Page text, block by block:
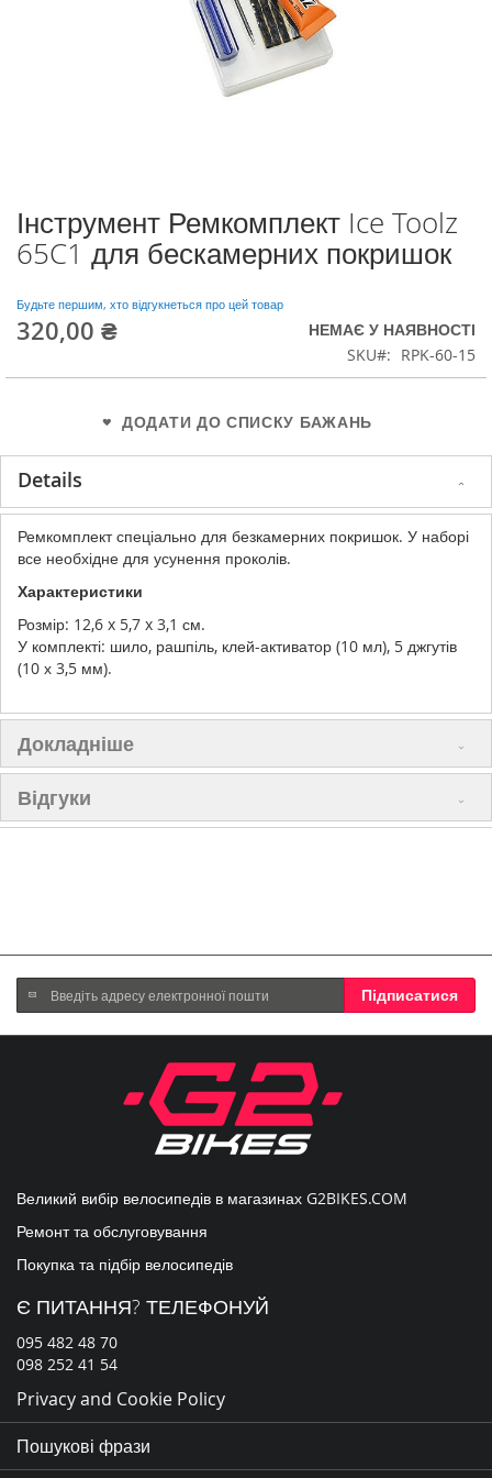
Перейти
до
початку
зображень
Інструмент Ремкомплект Ice Toolz
65C1 для бескамерних покришок
Будьте першим, хто відгукнеться про цей товар
320,00 ₴
НЕМАЄ У НАЯВНОСТІ
SKU
RPK-60-15
ДОДАТИ ДО СПИСКУ БАЖАНЬ
Details
Ремкомплект спеціально для безкамерних покришок. У наборі
все необхідне для усунення проколів.
Характеристики
Розмір: 12,6 x 5,7 x 3,1 см.
У комплекті: шило, рашпіль, клей-активатор (10 мл), 5 джгутів
(10 х 3,5 мм).
Докладніше
Відгуки
Підпишіться
на
нашу
Підписатися
Великий вибір велосипедів в магазинах G2BIKES.COM
Ремонт та обслуговування
Покупка та підбір велосипедів
Є ПИТАННЯ? ТЕЛЕФОНУЙ
095 482 48 70
098 252 41 54
Privacy and Cookie Policy
Пошукові фрази